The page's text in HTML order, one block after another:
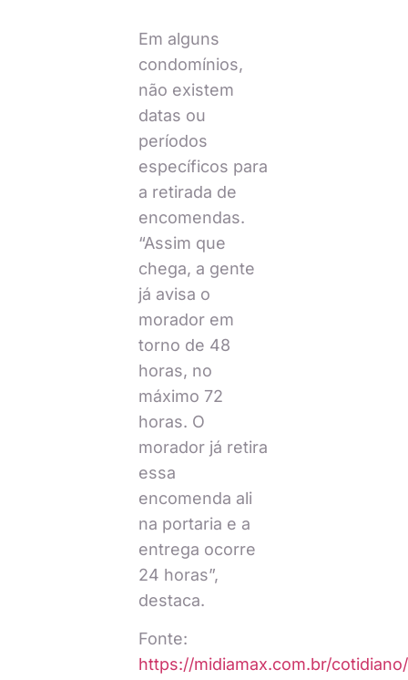
Em alguns
condomínios,
não existem
datas ou
períodos
específicos para
a retirada de
encomendas.
“Assim que
chega, a gente
já avisa o
morador em
torno de 48
horas, no
máximo 72
horas. O
morador já retira
essa
encomenda ali
na portaria e a
entrega ocorre
24 horas”,
destaca.
Fonte:
https://midiamax.com.br/